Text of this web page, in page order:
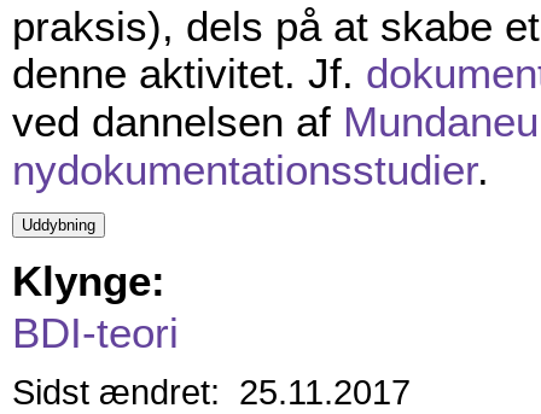
praksis), dels på at skabe
denne aktivitet. Jf.
ved dannelsen af
nydokumentationsstudier.
Klynge:
BDI-teori
Sidst ændret: 25.11.2017